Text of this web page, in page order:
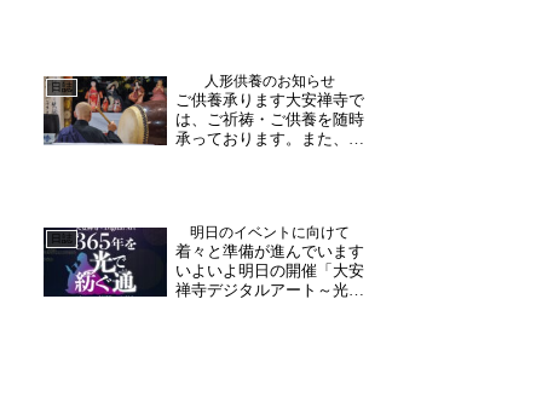
財や行われている修理工事
についての説明、また副住
職より大安禅寺について
の...
日誌 人形供養のお知らせ
ご供養承ります大安禅寺で
は、ご祈祷・ご供養を随時
承っております。また、４
寧にご供養いたします。ご
希望の方は、事前にお問い
合わせください。また当...
日誌 明日のイベントに向けて
着々と準備が進んでいます
いよいよ明日の開催「大安
禅寺デジタルアート～光で